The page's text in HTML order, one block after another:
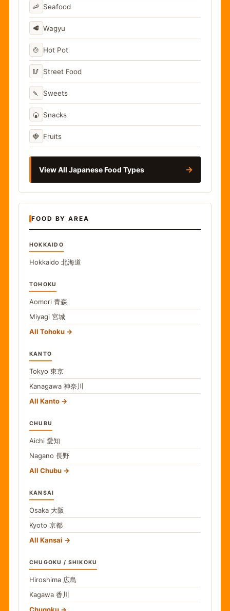
🦐 Seafood
🥩 Wagyu
🍲 Hot Pot
🥢 Street Food
🍡 Sweets
🍘 Snacks
🍓 Fruits
View All Japanese Food Types →
FOOD BY AREA
HOKKAIDO
Hokkaido 北海道
TOHOKU
Aomori 青森
Miyagi 宮城
All Tohoku
KANTO
Tokyo 東京
Kanagawa 神奈川
All Kanto
CHUBU
Aichi 愛知
Nagano 長野
All Chubu
KANSAI
Osaka 大阪
Kyoto 京都
All Kansai
CHUGOKU / SHIKOKU
Hiroshima 広島
Kagawa 香川